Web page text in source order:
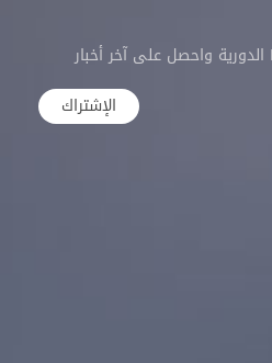
اشترك الآن في نشرة ITIDA الدورية واحصل على آخر أخبار
الإشتراك